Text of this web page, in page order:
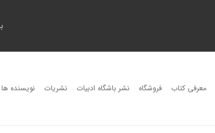
معرفی کتاب فروشگاه نشر باشگاه ادبیات نشریات نویسنده ها